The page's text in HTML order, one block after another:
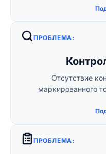
ПРОБЛЕМА:
Отсутствие
маркированного
Настроим
контроля
в режиме
ПРОБЛЕМА: